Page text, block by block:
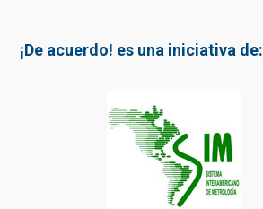
¡De acuerdo! es una iniciativa de: